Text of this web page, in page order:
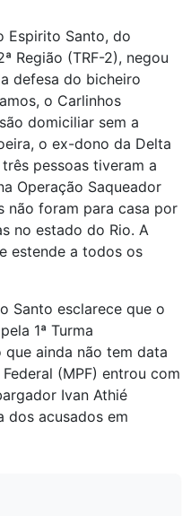
Espirito Santo, do
Região (TRF-2), negou
defesa do bicheiro
o Carlinhos
domiciliar sem a
o ex-dono da Delta
pessoas tiveram a
Operação Saqueador
não foram para casa por
no estado do Rio. A
estende a todos os
Santo esclarece que o
1ª Turma
que ainda não tem data
(MPF) entrou com
Ivan Athié
dos acusados em